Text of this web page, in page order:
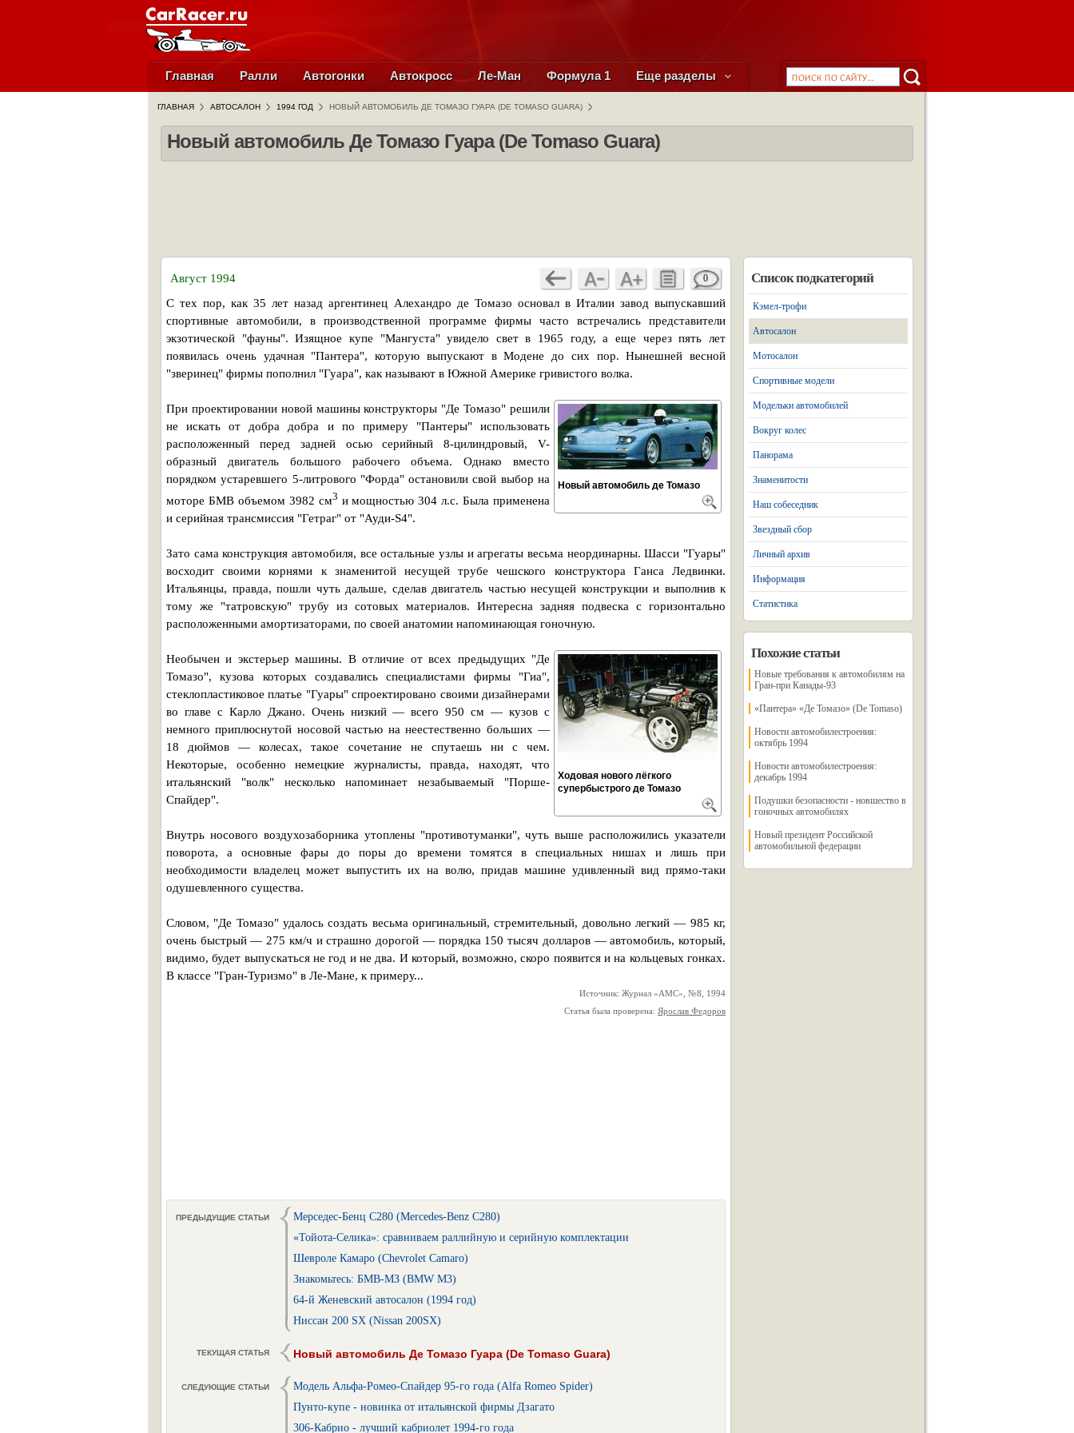
Главная Ралли Автогонки Автокросс Ле-Ман Формула 1 Еще разделы
ГЛАВНАЯ АВТОСАЛОН 1994 ГОД НОВЫЙ АВТОМОБИЛЬ ДЕ ТОМАЗО ГУАРА (DE TOMASO GUARA)
Новый автомобиль Де Томазо Гуара (De Tomaso Guara)
Август 1994 0
С тех пор, как 35 лет назад аргентинец Алехандро де Томазо основал в Италии завод выпускавший
спортивные автомобили, в производственной программе фирмы часто встречались представители
экзотической "фауны". Изящное купе "Мангуста" увидело свет в 1965 году, а еще через пять лет
появилась очень удачная "Пантера", которую выпускают в Модене до сих пор. Нынешней весной
"зверинец" фирмы пополнил "Гуара", как называют в Южной Америке гривистого волка.
Новый автомобиль де Томазо
При проектировании новой машины конструкторы "Де Томазо" решили
не искать от добра добра и по примеру "Пантеры" использовать
расположенный перед задней осью серийный 8-цилиндровый, V-
образный двигатель большого рабочего объема. Однако вместо
порядком устаревшего 5-литрового "Форда" остановили свой выбор на
моторе БМВ объемом 3982 см3 и мощностью 304 л.с. Была применена
и серийная трансмиссия "Гетраг" от "Ауди-S4".
Зато сама конструкция автомобиля, все остальные узлы и агрегаты весьма неординарны. Шасси "Гуары"
восходит своими корнями к знаменитой несущей трубе чешского конструктора Ганса Ледвинки.
Итальянцы, правда, пошли чуть дальше, сделав двигатель частью несущей конструкции и выполнив к
тому же "татровскую" трубу из сотовых материалов. Интересна задняя подвеска с горизонтально
расположенными амортизаторами, по своей анатомии напоминающая гоночную.
Ходовая нового лёгкого
супербыстрого де Томазо
Необычен и экстерьер машины. В отличие от всех предыдущих "Де
Томазо", кузова которых создавались специалистами фирмы "Гиа",
стеклопластиковое платье "Гуары" спроектировано своими дизайнерами
во главе с Карло Джано. Очень низкий — всего 950 см — кузов с
немного приплюснутой носовой частью на неестественно больших —
18 дюймов — колесах, такое сочетание не спутаешь ни с чем.
Некоторые, особенно немецкие журналисты, правда, находят, что
итальянский "волк" несколько напоминает незабываемый "Порше-
Спайдер".
Внутрь носового воздухозаборника утоплены "противотуманки", чуть выше расположились указатели
поворота, а основные фары до поры до времени томятся в специальных нишах и лишь при
необходимости владелец может выпустить их на волю, придав машине удивленный вид прямо-таки
одушевленного существа.
Словом, "Де Томазо" удалось создать весьма оригинальный, стремительный, довольно легкий — 985 кг,
очень быстрый — 275 км/ч и страшно дорогой — порядка 150 тысяч долларов — автомобиль, который,
видимо, будет выпускаться не год и не два. И который, возможно, скоро появится и на кольцевых гонках.
В классе "Гран-Туризмо" в Ле-Мане, к примеру...
Источник: Журнал «АМС», №8, 1994
Статья была проверена: Ярослав Федоров
ПРЕДЫДУЩИЕ СТАТЬИ
Мерседес-Бенц С280 (Mercedes-Benz C280)
«Тойота-Селика»: сравниваем раллийную и серийную комплектации
Шевроле Камаро (Chevrolet Camaro)
Знакомьтесь: БМВ-МЗ (BMW M3)
64-й Женевский автосалон (1994 год)
Ниссан 200 SX (Nissan 200SX)
ТЕКУЩАЯ СТАТЬЯ Новый автомобиль Де Томазо Гуара (De Tomaso Guara)
СЛЕДУЮЩИЕ СТАТЬИ
Модель Альфа-Ромео-Спайдер 95-го года (Alfa Romeo Spider)
Пунто-купе - новинка от итальянской фирмы Дзагато
306-Кабрио - лучший кабриолет 1994-го года
Список подкатегорий
Кэмел-трофи
Автосалон
Мотосалон
Спортивные модели
Модельки автомобилей
Вокруг колес
Панорама
Знаменитости
Наш собеседник
Звездный сбор
Личный архив
Информация
Статистика
Похожие статьи
Новые требования к автомобилям на
Гран-при Канады-93
«Пантера» «Де Томазо» (De Tomaso)
Новости автомобилестроения:
октябрь 1994
Новости автомобилестроения:
декабрь 1994
Подушки безопасности - новшество в
гоночных автомобилях
Новый президент Российской
автомобильной федерации